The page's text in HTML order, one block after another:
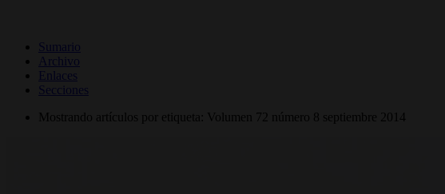
Sumario
Archivo
Enlaces
Secciones
Mostrando artículos por etiqueta: Volumen 72 número 8 septiembre 2014